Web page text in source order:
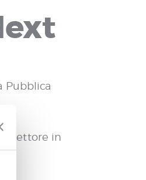
Pubblica
settore in